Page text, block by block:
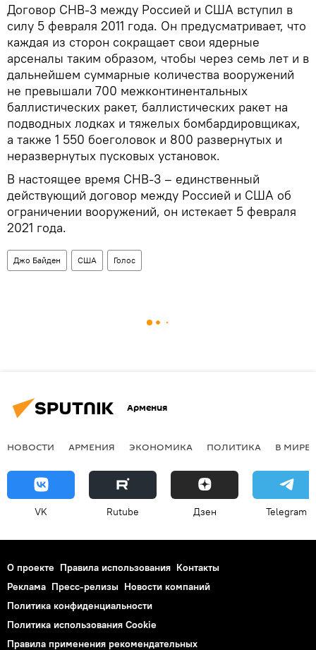
Договор СНВ-3 между Россией и США вступил в
силу 5 февраля 2011 года. Он предусматривает, что
каждая из сторон сокращает свои ядерные
арсеналы таким образом, чтобы через семь лет и в
дальнейшем суммарные количества вооружений
не превышали 700 межконтинентальных
баллистических ракет, баллистических ракет на
подводных лодках и тяжелых бомбардировщиках,
а также 1 550 боеголовок и 800 развернутых и
неразвернутых пусковых установок.
В настоящее время СНВ-3 – единственный
действующий договор между Россией и США об
ограничении вооружений, он истекает 5 февраля
2021 года.
Джо Байден США Голос
Армения
НОВОСТИ АРМЕНИЯ ЭКОНОМИКА ПОЛИТИКА В МИРЕ
VK Rutube Дзен Telegram
О проекте Правила использования Контакты
Реклама Пресс-релизы Новости компаний
Политика конфиденциальности
Политика использования Cookie
Правила применения рекомендательных